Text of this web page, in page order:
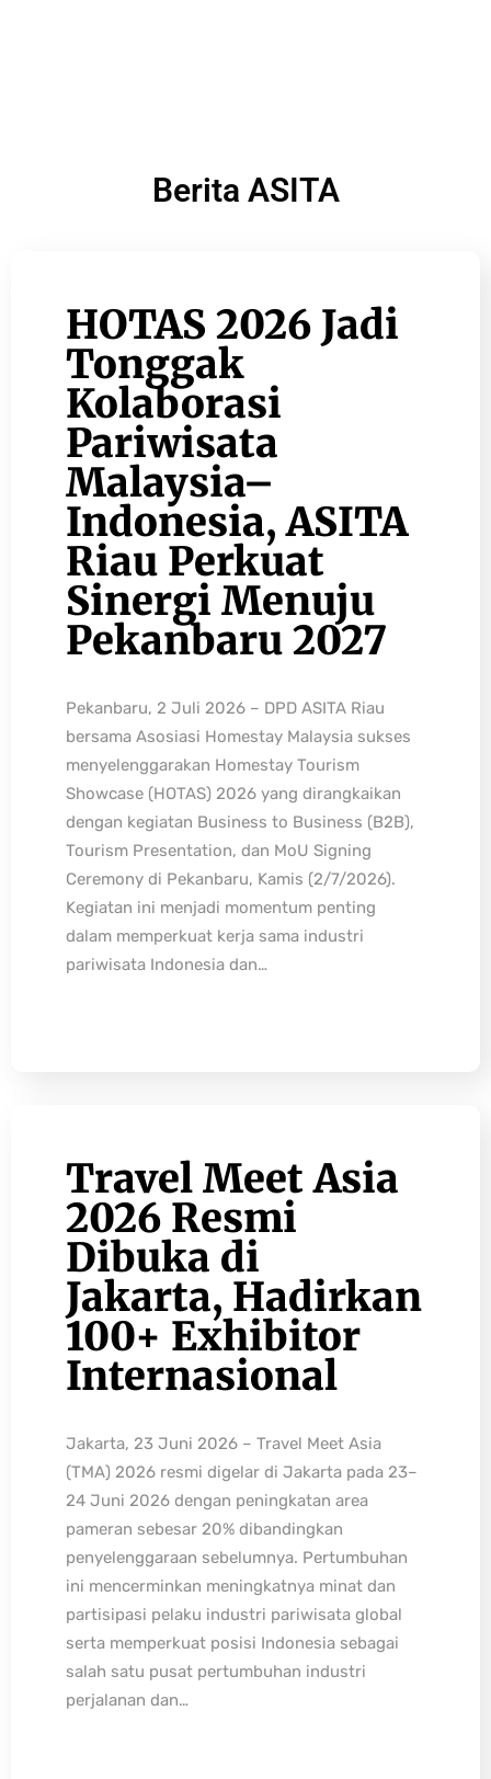
Berita ASITA
HOTAS 2026 Jadi
Tonggak
Kolaborasi
Pariwisata
Malaysia–
Indonesia, ASITA
Riau Perkuat
Sinergi Menuju
Pekanbaru 2027
Pekanbaru, 2 Juli 2026 – DPD ASITA Riau
bersama Asosiasi Homestay Malaysia sukses
menyelenggarakan Homestay Tourism
Showcase (HOTAS) 2026 yang dirangkaikan
dengan kegiatan Business to Business (B2B),
Tourism Presentation, dan MoU Signing
Ceremony di Pekanbaru, Kamis (2/7/2026).
Kegiatan ini menjadi momentum penting
dalam memperkuat kerja sama industri
pariwisata Indonesia dan…
Travel Meet Asia
2026 Resmi
Dibuka di
Jakarta, Hadirkan
100+ Exhibitor
Internasional
Jakarta, 23 Juni 2026 – Travel Meet Asia
(TMA) 2026 resmi digelar di Jakarta pada 23–
24 Juni 2026 dengan peningkatan area
pameran sebesar 20% dibandingkan
penyelenggaraan sebelumnya. Pertumbuhan
ini mencerminkan meningkatnya minat dan
partisipasi pelaku industri pariwisata global
serta memperkuat posisi Indonesia sebagai
salah satu pusat pertumbuhan industri
perjalanan dan…